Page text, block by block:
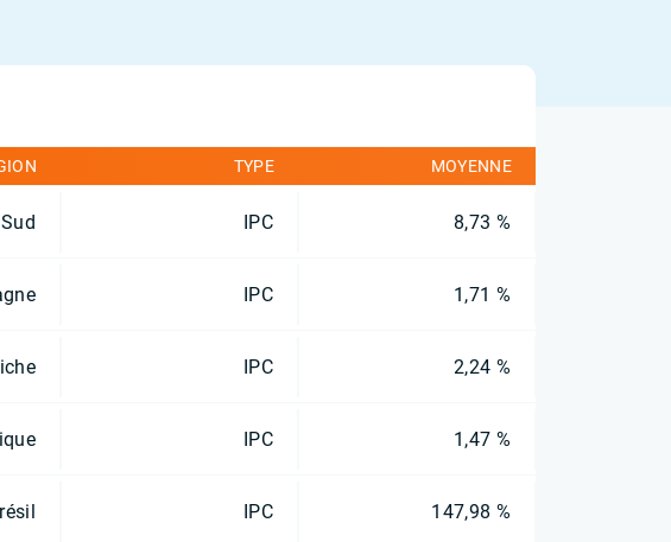
TYPE MOYENNE
IPC 8,73 %
IPC 1,71 %
IPC 2,24 %
IPC 1,47 %
IPC 147,98 %